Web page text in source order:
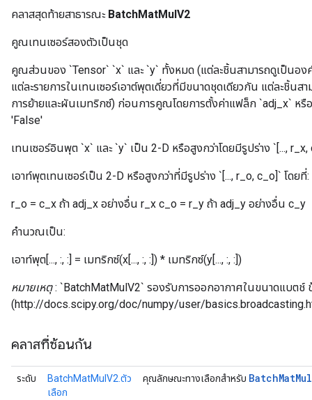
คลาสสุดท้ายสาธารณะ BatchMatMulV2
คูณเทนเซอร์สองตัวเป็นชุด
คูณส่วนของ `Tensor` `x` และ `y` ทั้งหมด (แต่ละชิ้นสามารถดูเป็นอ
แต่ละรายการในเทนเซอร์เอาต์พุตเดี่ยวที่มีขนาดชุดเดียวกัน แต่ละชิ้น
การย้ายและผันเมทริกซ์) ก่อนการคูณโดยการตั้งค่าแฟล็ก `adj_x` หรื
'False'
เทนเซอร์อินพุต `x` และ `y` เป็น 2-D หรือสูงกว่าโดยมีรูปร่าง `[..., r_x,
เอาท์พุตเทนเซอร์เป็น 2-D หรือสูงกว่าที่มีรูปร่าง `[..., r_o, c_o]` โดยที่:
r_o = c_x ถ้า adj_x อย่างอื่น r_x c_o = r_y ถ้า adj_y อย่างอื่น c_y
คำนวณเป็น:
เอาท์พุต[..., :, :] = เมทริกซ์(x[..., :, :]) * เมทริกซ์(y[..., :, :])
หมายเหตุ: `BatchMatMulV2` รองรับการออกอากาศในขนาดแบตช์
(http://docs.scipy.org/doc/numpy/user/
คลาสที่ซ้อนกัน
ระดับ
BatchMatMulV2.ตัว
เลือก
คุณลักษณะทางเลือกสำหรับ BatchMatMul